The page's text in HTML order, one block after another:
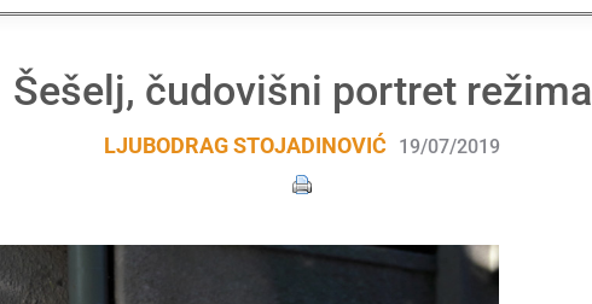
Šešelj, čudovišni portret režima
LJUBODRAG STOJADINOVIĆ 19/07/2019